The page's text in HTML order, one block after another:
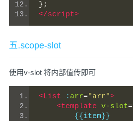
};
</script>
五.scope-slot
使用v-slot 将内部值传即可
<List : arr="arr">
<template v-slot=
        {{item}}